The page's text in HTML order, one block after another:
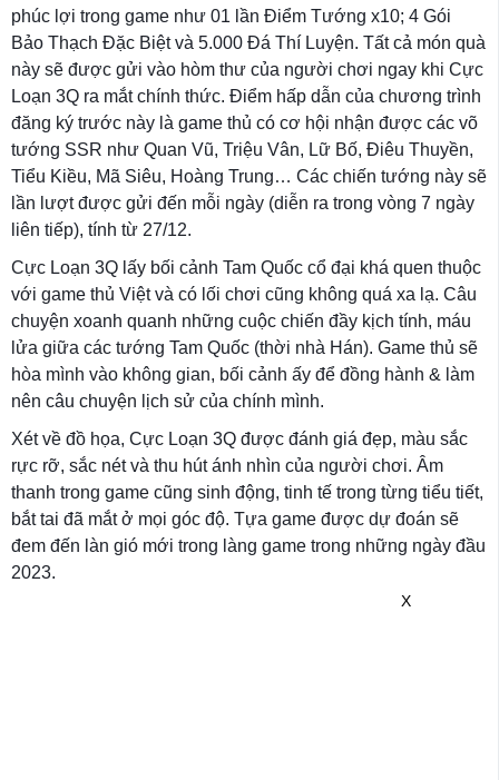
phúc lợi trong game như 01 lần Điểm Tướng x10; 4 Gói
Bảo Thạch Đặc Biệt và 5.000 Đá Thí Luyện. Tất cả món quà
này sẽ được gửi vào hòm thư của người chơi ngay khi Cực
Loạn 3Q ra mắt chính thức. Điểm hấp dẫn của chương trình
đăng ký trước này là game thủ có cơ hội nhận được các võ
tướng SSR như Quan Vũ, Triệu Vân, Lữ Bố, Điêu Thuyền,
Tiểu Kiều, Mã Siêu, Hoàng Trung… Các chiến tướng này sẽ
lần lượt được gửi đến mỗi ngày (diễn ra trong vòng 7 ngày
liên tiếp), tính từ 27/12.
Cực Loạn 3Q lấy bối cảnh Tam Quốc cổ đại khá quen thuộc
với game thủ Việt và có lối chơi cũng không quá xa lạ. Câu
chuyện xoanh quanh những cuộc chiến đầy kịch tính, máu
lửa giữa các tướng Tam Quốc (thời nhà Hán). Game thủ sẽ
hòa mình vào không gian, bối cảnh ấy để đồng hành & làm
nên câu chuyện lịch sử của chính mình.
Xét về đồ họa, Cực Loạn 3Q được đánh giá đẹp, màu sắc
rực rỡ, sắc nét và thu hút ánh nhìn của người chơi. Âm
thanh trong game cũng sinh động, tinh tế trong từng tiểu tiết,
bắt tai đã mắt ở mọi góc độ. Tựa game được dự đoán sẽ
đem đến làn gió mới trong làng game trong những ngày đầu
2023.
X